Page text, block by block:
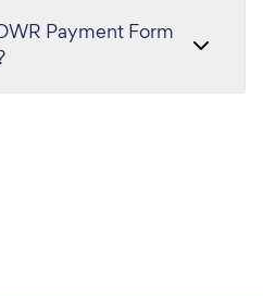
Payment Form